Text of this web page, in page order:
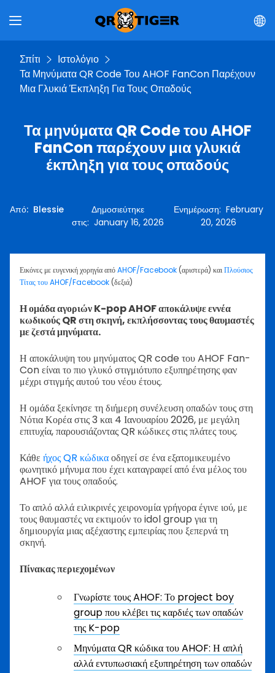
Σπίτι
Ιστολόγιο
Τα Μηνύματα QR Code Του AHOF FanCon Παρέχουν
Μια Γλυκιά Έκπληξη Για Τους Οπαδούς
Τα μηνύματα QR Code του AHOF
FanCon παρέχουν μια γλυκιά
έκπληξη για τους οπαδούς
Από: Blessie
Δημοσιεύτηκε
στις: January 16, 2026
Ενημέρωση: February
20, 2026
Εικόνες με ευγενική χορηγία απόAHOF/Facebook (αριστερά) καιΠλούσιος
Τίτας του AHOF/Facebook (δεξιά)
Η ομάδα αγοριών K-pop AHOF αποκάλυψε εννέα
κωδικούς QR στη σκηνή, εκπλήσσοντας τους θαυμαστές
με ζεστά μηνύματα.
Η αποκάλυψη του μηνύματος QR code του AHOF Fan-
Con είναι το πιο γλυκό στιγμιότυπο εξυπηρέτησης φαν
μέχρι στιγμής αυτού του νέου έτους.
Η ομάδα ξεκίνησε τη διήμερη συνέλευση οπαδών τους στη
Νότια Κορέα στις 3 και 4 Ιανουαρίου 2026, με μεγάλη
επιτυχία, παρουσιάζοντας QR κώδικες στις πλάτες τους.
Κάθε ήχος QR κώδικαοδηγεί σε ένα εξατομικευμένο
φωνητικό μήνυμα που έχει καταγραφεί από ένα μέλος του
AHOF για τους οπαδούς.
Το απλό αλλά ειλικρινές χειρονομία γρήγορα έγινε ιού, με
τους θαυμαστές να εκτιμούν το idol group για τη
δημιουργία μιας αξέχαστης εμπειρίας που ξεπερνά τη
σκηνή.
Πίνακας περιεχομένων
Γνωρίστε τους AHOF: Το project boy
group που κλέβει τις καρδιές των οπαδών
της K-pop
Μηνύματα QR κώδικα του AHOF: Η απλή
αλλά εντυπωσιακή εξυπηρέτηση των οπαδών